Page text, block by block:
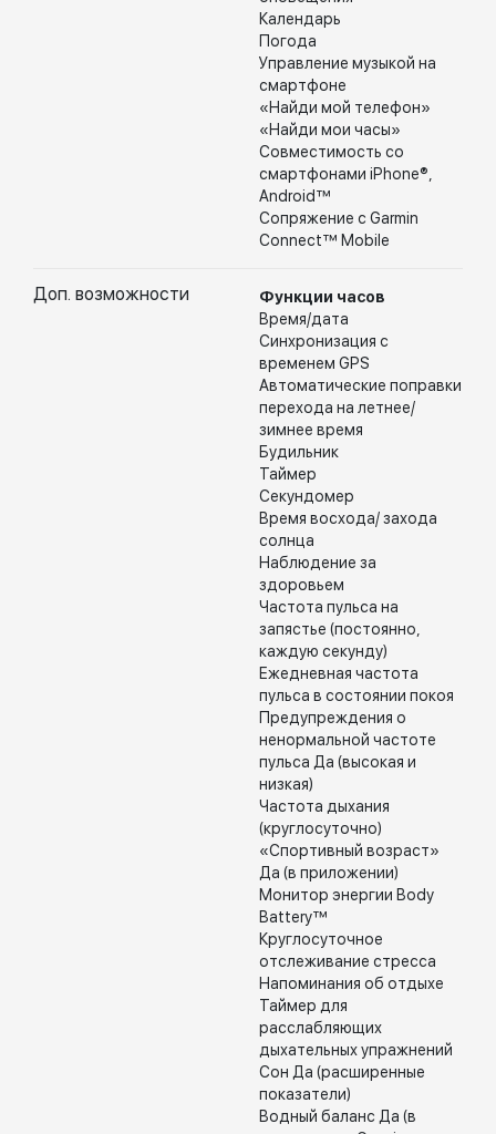
Календарь
Погода
Управление музыкой на
смартфоне
«Найди мой телефон»
«Найди мои часы»
Совместимость со
смартфонами iPhone®,
Android™
Сопряжение с Garmin
Connect™ Mobile
Доп. возможности
Функции часов
Время/дата
Синхронизация с
временем GPS
Автоматические поправки
перехода на летнее/
зимнее время
Будильник
Таймер
Секундомер
Время восхода/ захода
солнца
Наблюдение за
здоровьем
Частота пульса на
запястье (постоянно,
каждую секунду)
Ежедневная частота
пульса в состоянии покоя
Предупреждения о
ненормальной частоте
пульса Да (высокая и
низкая)
Частота дыхания
(круглосуточно)
«Спортивный возраст»
Да (в приложении)
Монитор энергии Body
Battery™
Круглосуточное
отслеживание стресса
Напоминания об отдыхе
Таймер для
расслабляющих
дыхательных упражнений
Сон Да (расширенные
показатели)
Водный баланс Да (в